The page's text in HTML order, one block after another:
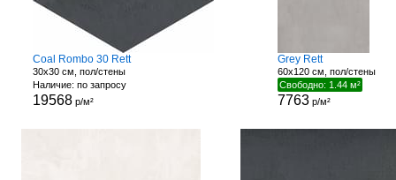
Coal Rombo 30 Rett
30x30 см, пол/стены
Наличие: по запросу
19568 р/м²
Grey Rett
60x120 см, пол/стены
Свободно: 1.44 м²
7763 р/м²